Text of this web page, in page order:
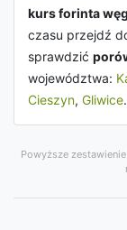
kurs forinta
czasu przejdź
sprawdzić
województwa:
Cieszyn, Gliwice.
Powyższe